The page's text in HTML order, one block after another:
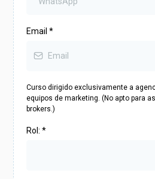
Email *
Curso dirigido exclusivamente a
equipos de marketing. (No apto para
brokers.)
Rol: *